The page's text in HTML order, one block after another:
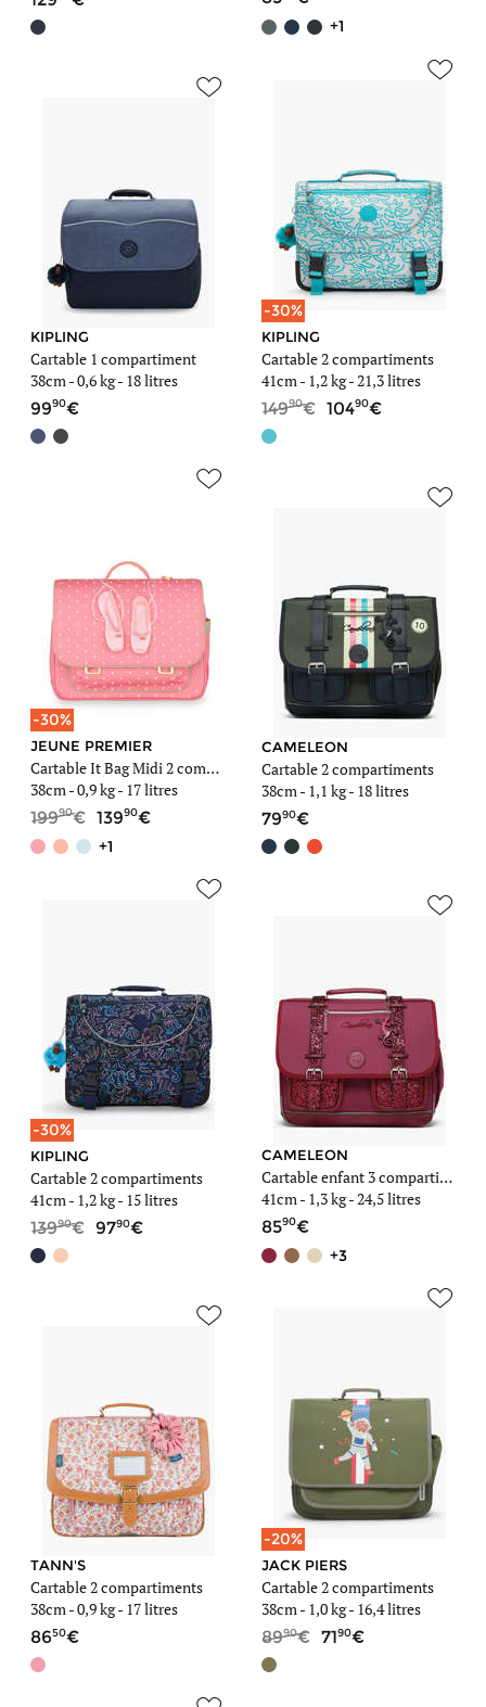
+1
KIPLING
Cartable 1 compartiment
38cm -0,6 kg- 18 litres
9990
-30%
KIPLING
Cartable 2 compartiments
41cm - 1,2 kg- 21,3 litres
14990 10490
-30%
JEUNE PREMIER
Cartable It Bag Midi 2 compartiments
38cm -0,9 kg- 17 litres
19990 13990
+1
CAMELEON
Cartable 2 compartiments
38cm - 1,1 kg- 18 litres
7990
-30%
KIPLING
Cartable 2 compartiments
41cm - 1,2 kg- 15 litres
13990 9790
CAMELEON
Cartable enfant 3 compartiments
41cm - 1,3 kg- 24,5 litres
8590
+3
TANN'S
Cartable 2 compartiments
38cm -0,9 kg- 17 litres
8650
-20%
JACK PIERS
Cartable 2 compartiments
38cm - 1,0 kg- 16,4 litres
8990 7190